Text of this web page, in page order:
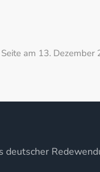
am 13. Dezember
deutscher